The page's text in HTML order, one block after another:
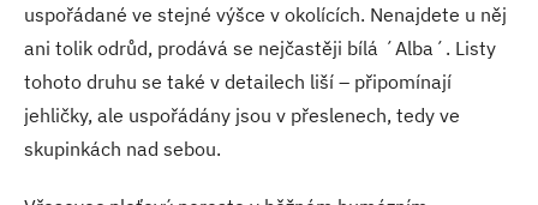
uspořádané ve stejné výšce v okolících. Nenajdete u něj
ani tolik odrůd, prodává se nejčastěji bílá ´Alba´. Listy
tohoto druhu se také v detailech liší – připomínají
jehličky, ale uspořádány jsou v přeslenech, tedy ve
skupinkách nad sebou.